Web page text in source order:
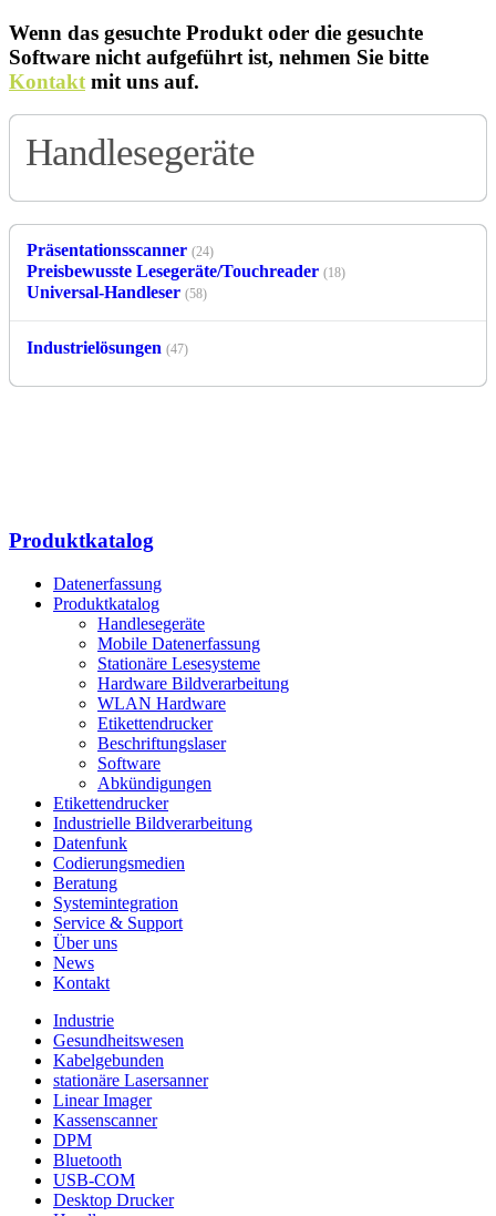
Wenn das gesuchte Produkt oder die gesuchte
Software nicht aufgeführt ist, nehmen Sie bitte
Kontakt mit uns auf.
Handlesegeräte
Präsentationsscanner (24)
Preisbewusste Lesegeräte/Touchreader (18)
Universal-Handleser (58)
Industrielösungen (47)
Produktkatalog
Datenerfassung
Produktkatalog
Handlesegeräte
Mobile Datenerfassung
Stationäre Lesesysteme
Hardware Bildverarbeitung
WLAN Hardware
Etikettendrucker
Beschriftungslaser
Software
Abkündigungen
Etikettendrucker
Industrielle Bildverarbeitung
Datenfunk
Codierungs­medien
Beratung
System­integration
Service & Support
Über uns
News
Kontakt
Industrie
Gesundheitswesen
Kabelgebunden
stationäre Lasersanner
Linear Imager
Kassenscanner
DPM
Bluetooth
USB-COM
Desktop Drucker